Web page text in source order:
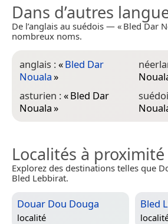
Dans d’autres
De l’anglais au suédois — « Bled Dar
nombreux noms.
anglais :«Bled Dar
Nouala»
asturien :«Bled Dar
Nouala»
Localités à proximité
Explorez des destinations telles que
Bled Lebbirat.
Douar Dou Douga
localité
Bled